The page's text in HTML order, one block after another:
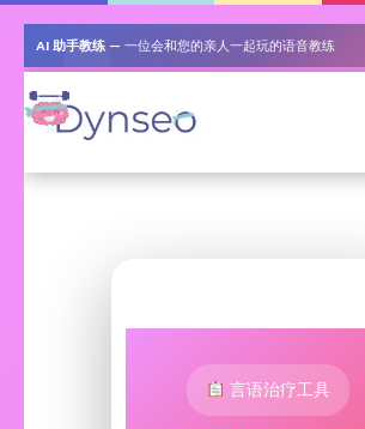
AI 助手教练 — 一位会和您的亲人一起玩的语音教练
言语治疗工具